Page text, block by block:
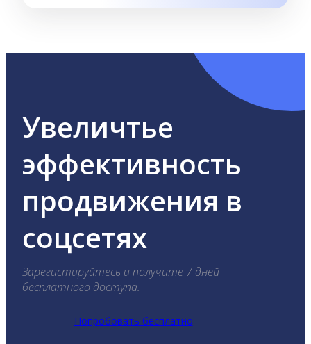
Увеличтье
эффективность
продвижения в
соцсетях
Зарегистируйтесь и получите 7 дней
бесплатного доступа.
Попробовать бесплатно